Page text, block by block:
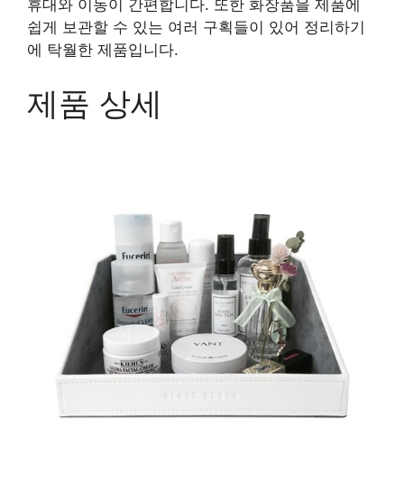
휴대와 이동이 간편합니다. 또한 화장품을 제품에
쉽게 보관할 수 있는 여러 구획들이 있어 정리하기
에 탁월한 제품입니다.
제품 상세